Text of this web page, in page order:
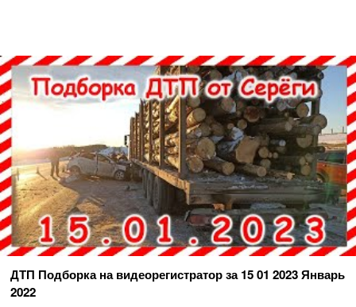
ДТП Подборка на видеорегистратор за 15 01 2023 Январь
2022